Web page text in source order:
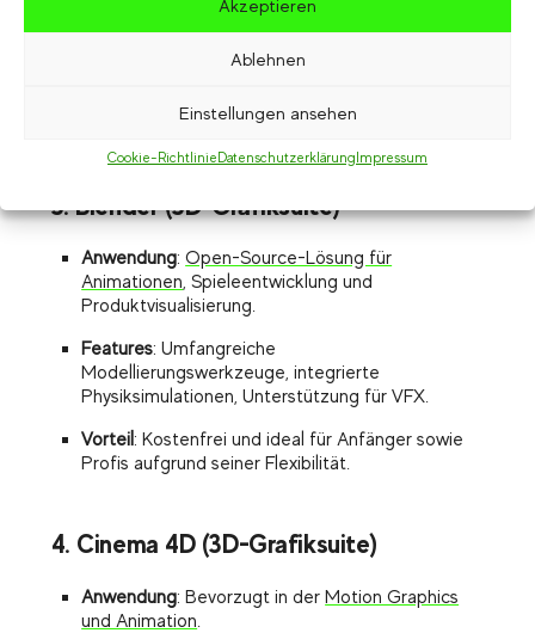
Akzeptieren
Ablehnen
Einstellungen ansehen
Cookie-Richtlinie Datenschutzerklärung Impressum
Physikbasierte Rendering-Technologie
fotorealistische Grafiken, Blueprints für visuelle
hohe Grafikqualität erfordern.
3. Blender (3D-Grafiksuite)
Anwendung:Open-Source-Lösung für
Animationen, Spieleentwicklung und
Produktvisualisierung.
Features: Umfangreiche
Modellierungswerkzeuge, integrierte
Physiksimulationen, Unterstützung für VFX.
Vorteil : Kostenfrei und ideal für Anfänger sowie
Profis aufgrund seiner Flexibilität.
4. Cinema 4D (3D-Grafiksuite)
Anwendung: Bevorzugt in derMotion Graphics
und Animation